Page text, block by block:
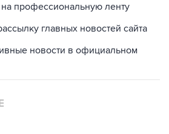
на профессиональную ленту
главных новостей сайта
новости в официальном